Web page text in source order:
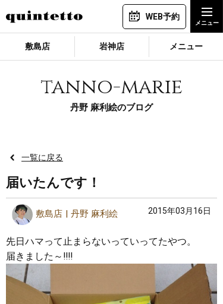
WEB予約
敷島店 岩神店 メニュー
tanno-marie
丹野 麻利絵のブログ
一覧に戻る
届いたんです！
敷島店 丹野 麻利絵 2015年03月16日
先日ハマって止まらないっていってたやつ。
届きました～‼︎‼︎